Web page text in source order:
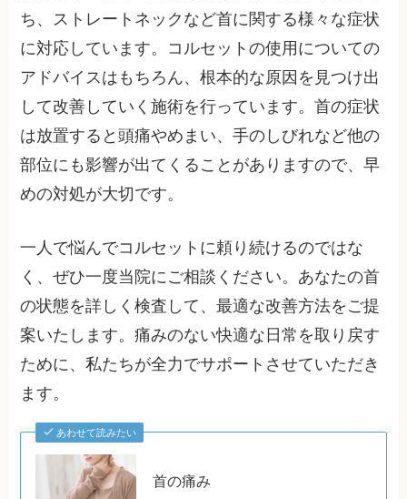
ち、ストレートネックなど首に関する様々な症状
に対応しています。コルセットの使用についての
アドバイスはもちろん、根本的な原因を見つけ出
して改善していく施術を行っています。首の症状
は放置すると頭痛やめまい、手のしびれなど他の
部位にも影響が出てくることがありますので、早
めの対処が大切です。
一人で悩んでコルセットに頼り続けるのではな
く、ぜひ一度当院にご相談ください。あなたの首
の状態を詳しく検査して、最適な改善方法をご提
案いたします。痛みのない快適な日常を取り戻す
ために、私たちが全力でサポートさせていただき
ます。
あわせて読みたい
首の痛み